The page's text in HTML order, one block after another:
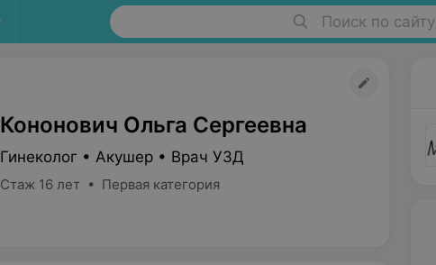
Поиск по сайту
Кононович Ольга Сергеевна
Гинеколог • Акушер • Врач УЗД
Стаж 16 лет • Первая категория